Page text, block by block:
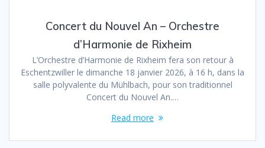
Concert du Nouvel An – Orchestre
d’Harmonie de Rixheim
L’Orchestre d’Harmonie de Rixheim fera son retour à
Eschentzwiller le dimanche 18 janvier 2026, à 16 h, dans la
salle polyvalente du Mühlbach, pour son traditionnel
Concert du Nouvel An.…
Read more